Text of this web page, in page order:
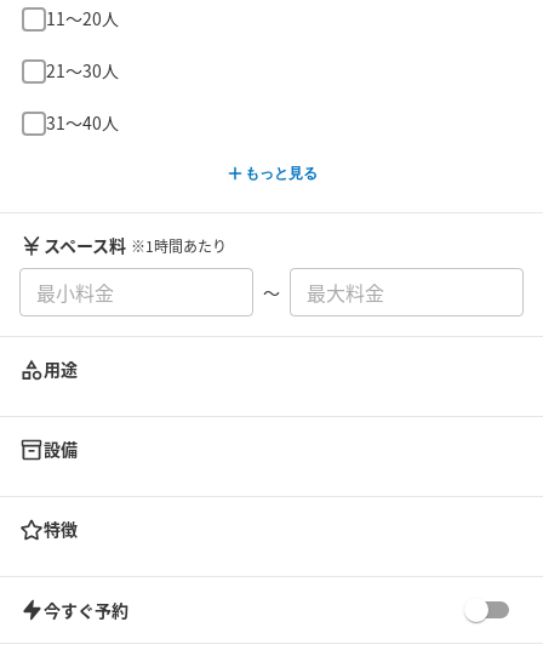
11〜20人
21〜30人
31〜40人
もっと見る
スペース料 ※1時間あたり
〜
用途
設備
特徴
今すぐ予約